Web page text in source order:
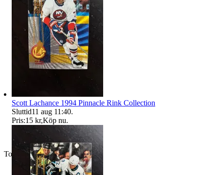
Toppsäljare
Scott Lachance 1994 Pinnacle Rink Collection
Sluttid11 aug 11:40.
Pris:15 kr,Köp nu.